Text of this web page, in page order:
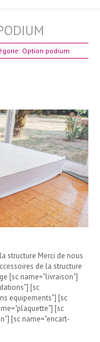
Option podium
structure Merci de nous
de la structure
[sc name="livraison"]
[sc
equipements"] [sc
[sc
[sc name="encart-